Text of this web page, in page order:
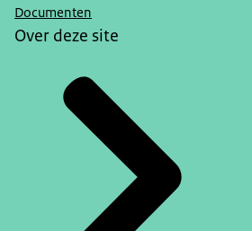
Documenten
Over deze site